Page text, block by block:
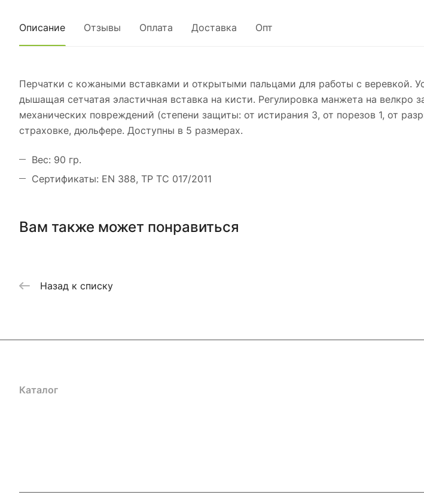
Описание Отзывы Оплата Доставка Опт
Перчатки с кожаными вставками и открытыми пальцами для работы с веревкой.
дышащая сетчатая эластичная вставка на кисти. Регулировка манжета на
механических повреждений (степени защиты: от истирания 3, от порезов 1, от
страховке, дюльфере. Доступны в 5 размерах.
Вес: 90 гр.
Сертификаты: EN 388, ТР ТС 017/2011
Вам также может понравиться
Назад к списку
Каталог